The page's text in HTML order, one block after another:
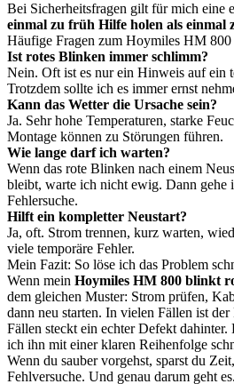
Bei Sicherheitsfragen gilt für mich eine
einmal zu früh Hilfe holen als einmal
Häufige Fragen zum Hoymiles HM
Ist rotes Blinken immer schlimm?
Nein. Oft ist es nur ein Hinweis auf ein
Trotzdem sollte ich es immer ernst
Kann das Wetter die Ursache sein?
Ja. Sehr hohe Temperaturen, starke
Montage können zu Störungen führen.
Wie lange darf ich warten?
Wenn das rote Blinken nach einem
bleibt, warte ich nicht ewig. Dann gehe
Fehlersuche.
Hilft ein kompletter Neustart?
Ja, oft. Strom trennen, kurz warten,
viele temporäre Fehler.
Mein Fazit: So löse ich das Problem
Wenn mein Hoymiles HM 800 blinkt
dem gleichen Muster: Strom prüfen,
dann neu starten. In vielen Fällen ist
Fällen steckt ein echter Defekt dahinter.
ich ihn mit einer klaren Reihenfolge
Wenn du sauber vorgehst, sparst du
Fehlversuche. Und genau darum geht es.